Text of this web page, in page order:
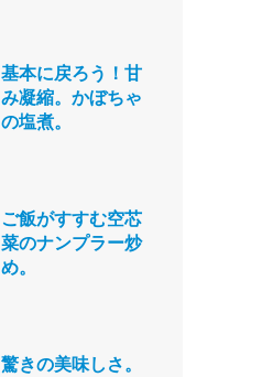
基本に戻ろう！甘
み凝縮。かぼちゃ
の塩煮。
ご飯がすすむ空芯
菜のナンプラー炒
め。
驚きの美味しさ。